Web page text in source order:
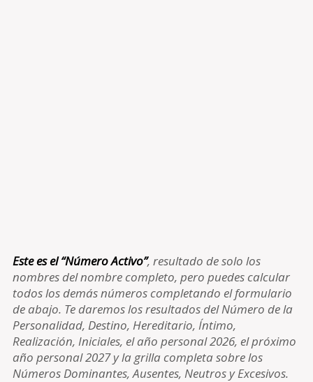
Este es el “Número Activo”, resultado de solo los
nombres del nombre completo, pero puedes calcular
todos los demás números completando el formulario
de abajo. Te daremos los resultados del Número de la
Personalidad, Destino, Hereditario, Íntimo,
Realización, Iniciales, el año personal 2026, el próximo
año personal 2027 y la grilla completa sobre los
Números Dominantes, Ausentes, Neutros y Excesivos.